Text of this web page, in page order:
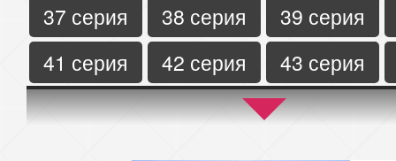
37 серия
38 серия
39 серия
41 серия
42 серия
43 серия
45 серия
46 серия
47 серия
50 серия
51 серия